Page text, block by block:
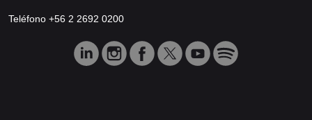
Teléfono +56 2 2692 0200